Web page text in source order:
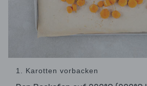
1. Karotten vorbacken